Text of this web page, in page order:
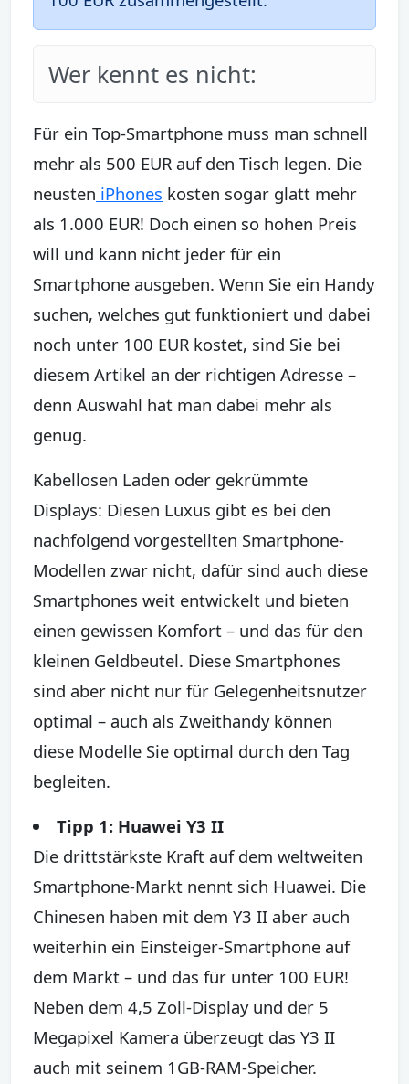
Wer kennt es nicht:
Für ein Top-Smartphone muss man schnell
mehr als 500 EUR auf den Tisch legen. Die
neusten iPhones kosten sogar glatt mehr
als 1.000 EUR! Doch einen so hohen Preis
will und kann nicht jeder für ein
Smartphone ausgeben. Wenn Sie ein Handy
suchen, welches gut funktioniert und dabei
noch unter 100 EUR kostet, sind Sie bei
diesem Artikel an der richtigen Adresse –
denn Auswahl hat man dabei mehr als
genug.
Kabellosen Laden oder gekrümmte
Displays: Diesen Luxus gibt es bei den
nachfolgend vorgestellten Smartphone-
Modellen zwar nicht, dafür sind auch diese
Smartphones weit entwickelt und bieten
einen gewissen Komfort – und das für den
kleinen Geldbeutel. Diese Smartphones
sind aber nicht nur für Gelegenheitsnutzer
optimal – auch als Zweithandy können
diese Modelle Sie optimal durch den Tag
begleiten.
Tipp 1: Huawei Y3 II
Die drittstärkste Kraft auf dem weltweiten
Smartphone-Markt nennt sich Huawei. Die
Chinesen haben mit dem Y3 II aber auch
weiterhin ein Einsteiger-Smartphone auf
dem Markt – und das für unter 100 EUR!
Neben dem 4,5 Zoll-Display und der 5
Megapixel Kamera überzeugt das Y3 II
auch mit seinem 1GB-RAM-Speicher.